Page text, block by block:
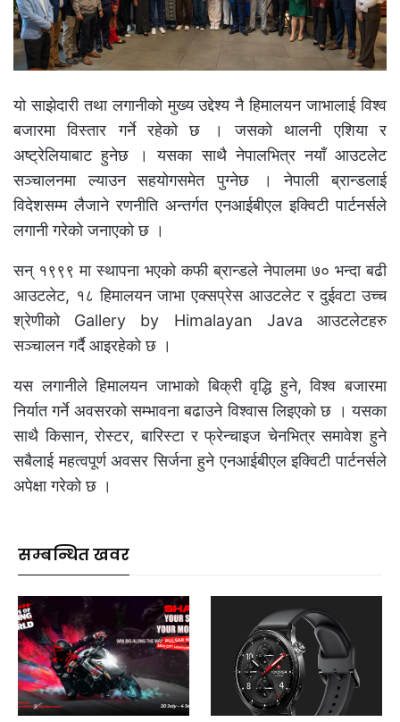
यो साझेदारी तथा लगानीको मुख्य उद्देश्य नै हिमालयन जाभालाई विश्व
बजारमा विस्तार गर्ने रहेको छ । जसको थालनी एशिया र
अष्ट्रेलियाबाट हुनेछ । यसका साथै नेपालभित्र नयाँ आउटलेट
सञ्चालनमा ल्याउन सहयोगसमेत पुग्नेछ । नेपाली ब्रान्डलाई
विदेशसम्म लैजाने रणनीति अन्तर्गत एनआईबीएल इक्विटी पार्टनर्सले
लगानी गरेको जनाएको छ ।
सन् १९९९ मा स्थापना भएको कफी ब्रान्डले नेपालमा ७० भन्दा बढी
आउटलेट, १८ हिमालयन जाभा एक्सप्रेस आउटलेट र दुईवटा उच्च
श्रेणीको Gallery by Himalayan Java आउटलेटहरु
सञ्चालन गर्दै आइरहेको छ ।
यस लगानीले हिमालयन जाभाको बिक्री वृद्धि हुने, विश्व बजारमा
निर्यात गर्ने अवसरको सम्भावना बढाउने विश्वास लिइएको छ । यसका
साथै किसान, रोस्टर, बारिस्टा र फ्रेन्चाइज चेनभित्र समावेश हुने
सबैलाई महत्वपूर्ण अवसर सिर्जना हुने एनआईबीएल इक्विटी पार्टनर्सले
अपेक्षा गरेको छ ।
सम्बन्धित खवर